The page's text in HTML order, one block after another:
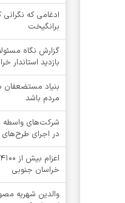
ادغامی که نگرانی
برانگیخت
گزارش نگاه
بازدید استاندار
بنیاد مستضعفان
مردم باشد
شرکت‌های واسطه
در اجرای
خراسان جنوبی
والدین شهریه